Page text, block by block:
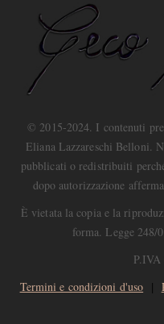
© 2015-2024. I contenuti
Eliana Lazzareschi Belloni.
pubblicati o redistribuiti
dopo autorizzazione
È vietata la copia e la
forma. Legge 248/
P.IVA
Termini e condizioni d'uso |